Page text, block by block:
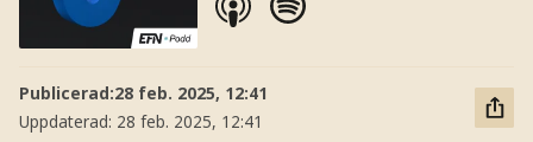
Publicerad:28 feb. 2025, 12:41
Uppdaterad: 28 feb. 2025, 12:41